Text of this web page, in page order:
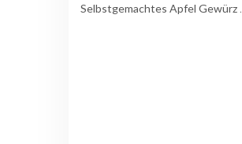
Selbstgemachtes Apfel Gewürz